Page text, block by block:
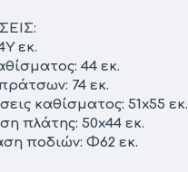
εκ.
44 εκ.
74 εκ.
καθίσματος: 51x55 εκ.
πλάτης: 50x44 εκ.
ποδιών: Φ62 εκ.